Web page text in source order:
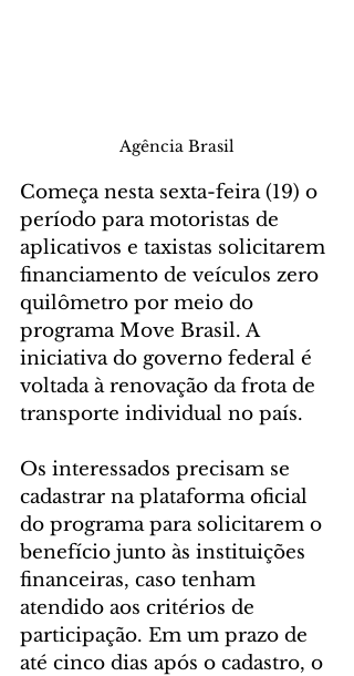
Agência Brasil
Começa nesta sexta-feira (19) o
período para motoristas de
aplicativos e taxistas solicitarem
financiamento de veículos zero
quilômetro por meio do
programa Move Brasil. A
iniciativa do governo federal é
voltada à renovação da frota de
transporte individual no país.
Os interessados precisam se
cadastrar na plataforma oficial
do programa para solicitarem o
benefício junto às instituições
financeiras, caso tenham
atendido aos critérios de
participação. Em um prazo de
até cinco dias após o cadastro, o